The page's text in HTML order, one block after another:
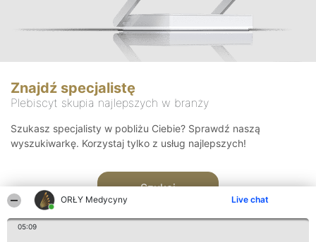
ORŁY Medycyny Live chat
05:09
Znajdź specjalistę
Plebiscyt skupia najlepszych w branży
Szukasz specjalisty w pobliżu Ciebie? Sprawdź naszą
wyszukiwarkę. Korzystaj tylko z usług najlepszych!
Szukaj